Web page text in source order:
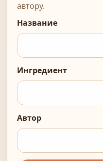
автору.
Название
Ингредиент
Автор